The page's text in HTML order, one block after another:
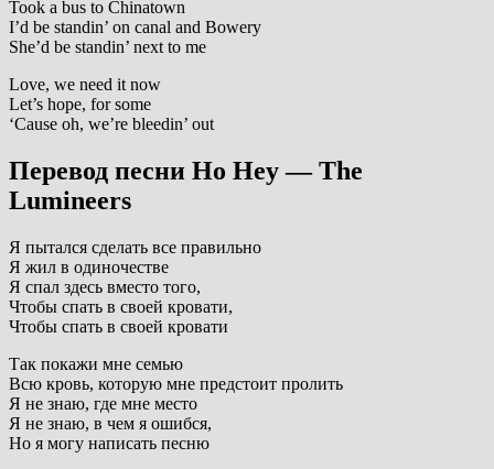
Took a bus to Chinatown
I’d be standin’ on canal and Bowery
She’d be standin’ next to me
Love, we need it now
Let’s hope, for some
‘Cause oh, we’re bleedin’ out
Перевод песни Ho Hey — The
Lumineers
Я пытался сделать все правильно
Я жил в одиночестве
Я спал здесь вместо того,
Чтобы спать в своей кровати,
Чтобы спать в своей кровати
Так покажи мне семью
Всю кровь, которую мне предстоит пролить
Я не знаю, где мне место
Я не знаю, в чем я ошибся,
Но я могу написать песню